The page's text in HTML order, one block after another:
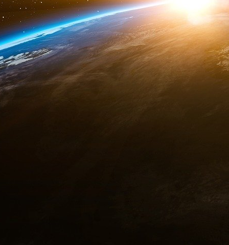
« Pour qu’il n’y ait pas de malaise », Jean-
budget, a tenu à réexpliquer sa position à
vivre dans le monde d’aujourd’hui. Pour
plus… Les mesures que vous proposez où
À cette heure tardive, le rapporteur général
lors des mêmes débats budgétaires il y a
n’était alors pas rapporteur général du